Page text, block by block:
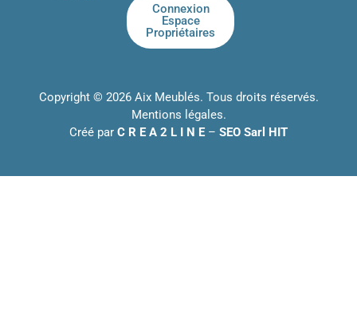
Connexion
Espace
Propriétaires
Copyright © 2026 Aix Meublés. Tous droits réservés.
Mentions légales.
Créé par C R E A 2 L I N E – SEO Sarl HIT